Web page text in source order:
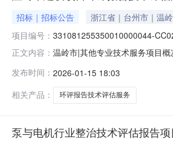
招标｜招标公告 浙江省｜台州市｜温
项目编号： 331081255350010000044-
正文内容： 温岭市|其他专业技术服务项目
（元）：400000最高限价（元
发布时间： 2026-01-15 18:03
相关产品：
环评报告技术评估服务
泵与电机行业整治技术评估报告